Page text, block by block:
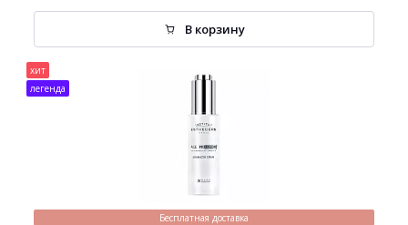
В корзину
хит
легенда
Бесплатная доставка